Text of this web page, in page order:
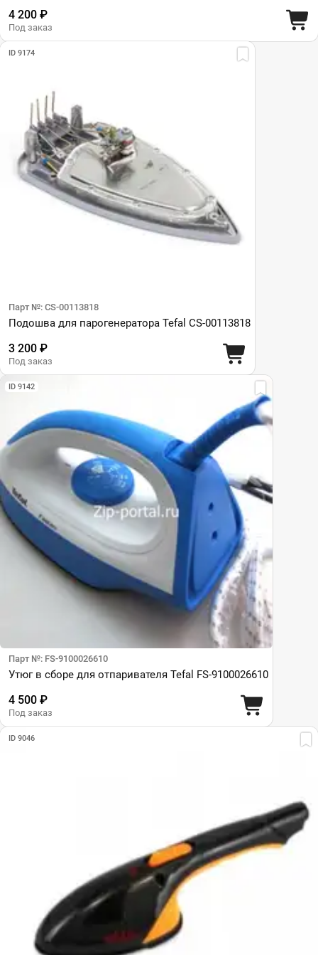
4 200 ₽
Под заказ
ID 9174
Парт №: CS-00113818
Подошва для парогенератора Tefal CS-00113818
3 200 ₽
Под заказ
ID 9142
Парт №: FS-9100026610
Утюг в сборе для отпаривателя Tefal FS-9100026610
4 500 ₽
Под заказ
ID 9046